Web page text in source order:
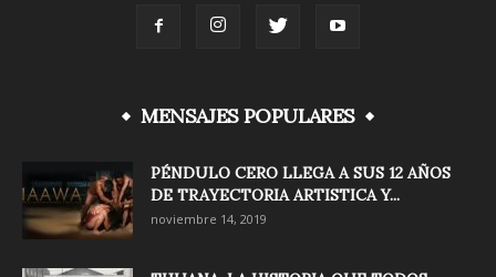
MENSAJES POPULARES
PÉNDULO CERO LLEGA A SUS 12 AÑOS
DE TRAYECTORIA ARTISTICA Y...
noviembre 14, 2019